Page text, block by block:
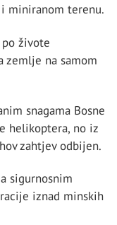
miniranom terenu.
živote
zemlje na samom
snagama Bosne
helikoptera, no iz
zahtjev odbijen.
sigurnosnim
iznad minskih